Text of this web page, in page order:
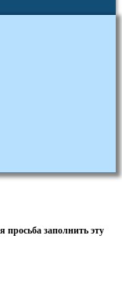
просьба заполнить эту